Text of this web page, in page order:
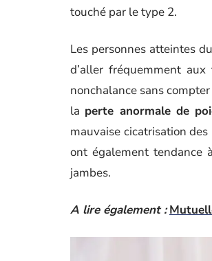
touché par le type 2.
Les personnes atteintes
d’aller fréquemment
nonchalance sans
la perte anormale de
mauvaise cicatrisation
ont également tendance
jambes.
A lire également :